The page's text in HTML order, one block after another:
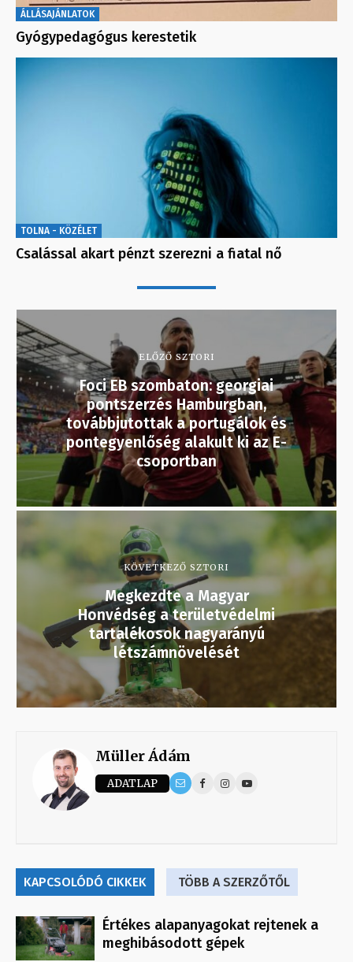
ÁLLÁSAJÁNLATOK
Gyógypedagógus kerestetik
TOLNA - KÖZÉLET
Csalással akart pénzt szerezni a fiatal nő
ELŐZŐ SZTORI
Foci EB szombaton: georgiai
pontszerzés Hamburgban,
továbbjutottak a portugálok és
pontegyenlőség alakult ki az E-
csoportban
KÖVETKEZŐ SZTORI
Megkezdte a Magyar
Honvédség a területvédelmi
tartalékosok nagyarányú
létszámnövelését
Müller Ádám
ADATLAP
KAPCSOLÓDÓ CIKKEK TÖBB A SZERZŐTŐL
Értékes alapanyagokat rejtenek a
meghibásodott gépek